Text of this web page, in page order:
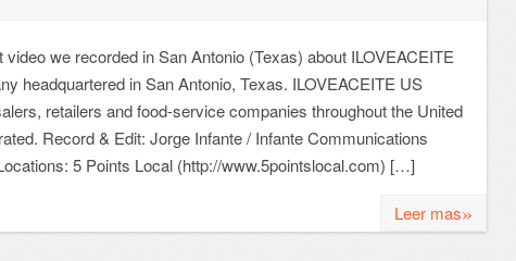
video we recorded in San Antonio (Texas) about ILOVEACEITE
headquartered in San Antonio, Texas. ILOVEACEITE US
retailers and food-service companies throughout the United
Record & Edit: Jorge Infante / Infante Communications
5 Points Local (http://www.5pointslocal.com) […]
Leer mas»